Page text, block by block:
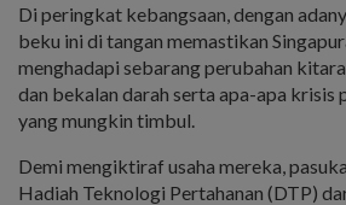
Di peringkat kebangsaan, dengan
beku ini di tangan memastikan
menghadapi sebarang perubahan
dan bekalan darah serta apa-apa krisis
yang mungkin timbul.
Demi mengiktiraf usaha mereka,
Hadiah Teknologi Pertahanan (DTP)